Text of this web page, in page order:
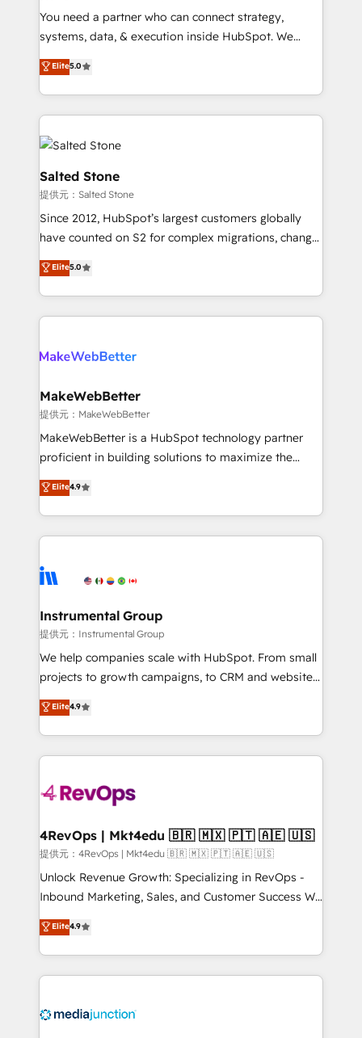
measurable impact.
You need a partner who can connect strategy,
systems, data, & execution inside HubSpot. We
bridge the gap where most agencies fall short by
combining GTM strategy with technical execution to
solve the right problem with the right solution. As the
only firm in the world to hold Elite Partner
Accreditations with both HubSpot and Clay, our
clients gain a unique advantage in CRM architecture,
pipeline generation, data intelligence, and go-to-
market execution. Why B2B Businesses Choose RP: -
Secure: Soc2 compliant 🛡️ - Pricing: Implementations
starting at $1,5k 💵 - Speed: Launch in 14 days ⚡ -
Scale: Fastest tiering Elite HubSpot Partner 🪴 -
technical agency for a growth problem. Hire a
Elite5.0
Salted Stone
提供元：Salted Stone
Since 2012, HubSpot’s largest customers globally
have counted on S2 for complex migrations, change
management, systems integration, and creative
solutions that deliver measurable impact and
transform brand experiences As one of the few full-
service creative agencies in the HubSpot
winning design to build scalable, globally
marketing campaigns, & RevOps frameworks that
fuel long-term success We connect the entire
customer lifecycle through seamless integrations,
ensure long-term adoption with change-
and service to drive sustainable growth With 6 key
HubSpot accreditations and experience across
teams has worked with clients just like you Let’s
explore whether S2 is the partner you’ve been
Elite5.0
MakeWebBetter
提供元：MakeWebBetter
MakeWebBetter is a HubSpot technology partner
proficient in building solutions to maximize the
operational efficiency of HubSpot. The fastest-
growing tech-enabler & facilitator, MakeWebBetter,
hands you the blend of HubSpot expertise &
eminent solutions & integrations. Trust us to
Elite Partners with 10+ years of HubSpot experience
Premier Partner 2023 🌟5 HubSpot Accreditations 🌟
Won HubSpot Theme Challenge 2021 🌟INBOUND’19
HubSpot Rising Star Why us? Harnessing the full
potential of the powerful HubSpot CRM. ✔️A team of
HubSpot experience ✔️Flexible pricing models —
Hourly-fee (assigned one Dedicated HubSpot
requirement). ✔️Helped over 25,000+ customers so
far with our HubSpot solutions. ✔️Bespoke apps &
on-demand bundle services. Connect with us today!
Elite4.9
Instrumental Group
提供元：Instrumental Group
We help companies scale with HubSpot. From small
projects to growth campaigns, to CRM and websites.
Hire an agency that's experienced in every inch of
HubSpot and willing to work hand-in-hand with your
team to simplify the complex and build a better
experience for your team and customers.
Elite4.9
4RevOps | Mkt4edu 🇧🇷 🇲🇽 🇵🇹 🇦🇪 🇺🇸
提供元：4RevOps | Mkt4edu 🇧🇷 🇲🇽 🇵🇹 🇦🇪 🇺🇸
Unlock Revenue Growth: Specializing in RevOps -
Inbound Marketing, Sales, and Customer Success We
specialize in driving revenue growth for companies
across industries through tailored marketing, sales,
and customer success strategies, utilizing RevOps
methodologies. As Latin America's largest HubSpot
offer unparalleled insights. Operating in five
Elite4.9